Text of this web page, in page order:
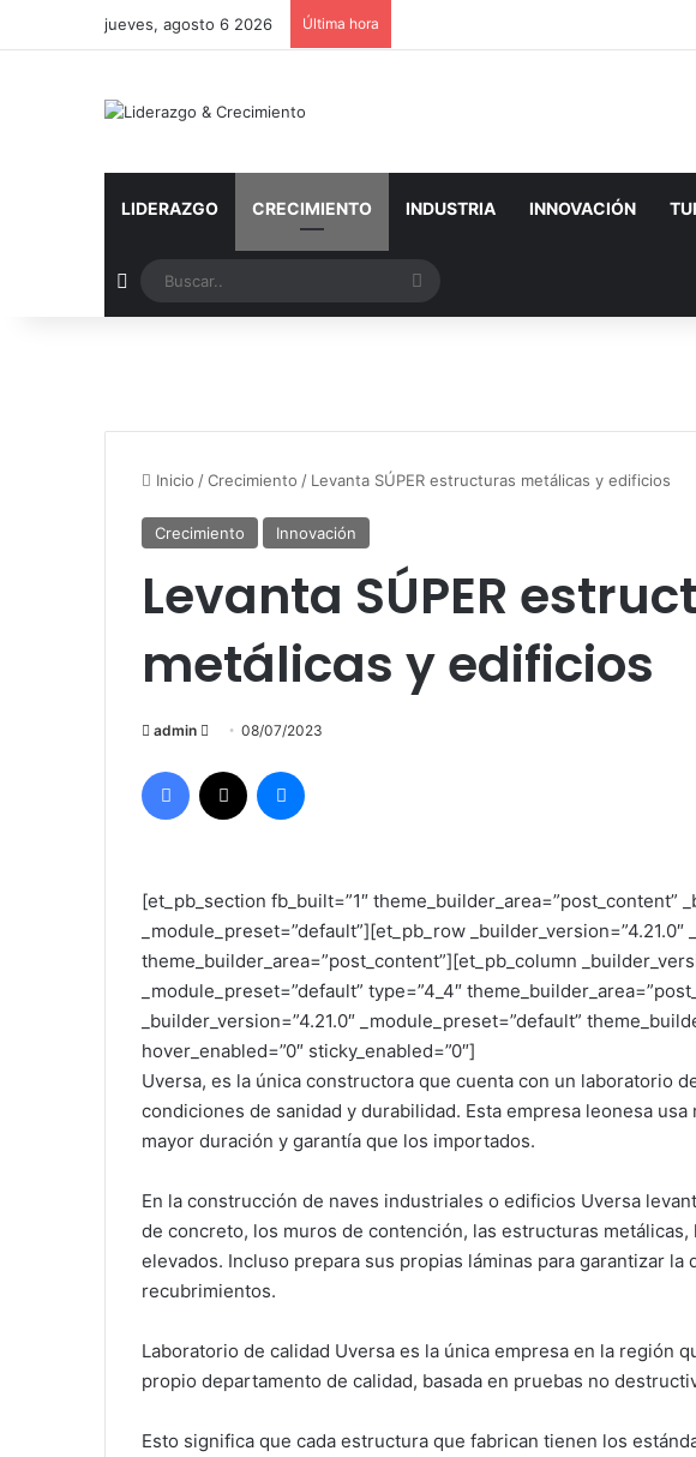
jueves, agosto 6 2026 Última hora
LIDERAZGO CRECIMIENTO INDUSTRIA INNOVACIÓN
Artículo aleatorio
Inicio /Crecimiento / Levanta SÚPER estructuras metálicas y edificios
Crecimiento Innovación
Levanta SÚPER
metálicas y edificios
admin
d
e
m
a
i
l
08/07/2023
[et_pb_section fb_built=”1″ theme_builder_area=”post_content”
_module_preset=”default”][et_pb_row _builder_version=”4.21.0″
theme_builder_area=”post_content”][et_pb_column
_module_preset=”default” type=”4_4″
_builder_version=”4.21.0″ _module_preset=”default”
hover_enabled=”0″ sticky_enabled=”0″]
Uversa, es la única constructora que cuenta con un laboratorio
condiciones de sanidad y durabilidad. Esta empresa leonesa
mayor duración y garantía que los importados.
En la construcción de naves industriales o edificios Uversa
de concreto, los muros de contención, las estructuras
elevados. Incluso prepara sus propias láminas para garantizar la
recubrimientos.
Laboratorio de calidad Uversa es la única empresa en la región
propio departamento de calidad, basada en pruebas no
Esto significa que cada estructura que fabrican tienen los